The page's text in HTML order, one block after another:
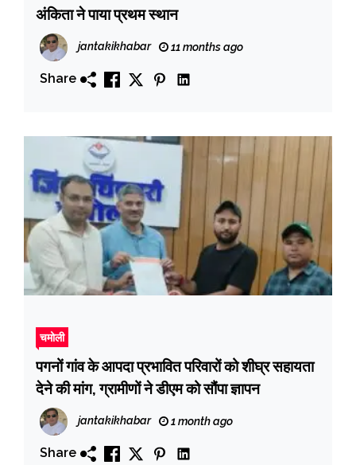
अंकिता ने पाया प्रथम स्थान
jantakikhabar 11 months ago
Share
चमोली
पगनों गांव के आपदा प्रभावित परिवारों को शीघ्र सहायता
देने की मांग, ग्रामीणों ने डीएम को सौंपा ज्ञापन
jantakikhabar 1 month ago
Share